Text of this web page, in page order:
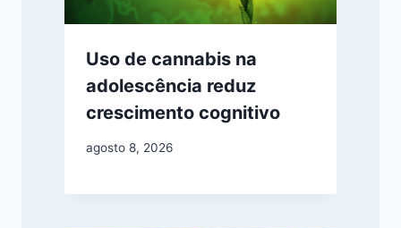
Uso de cannabis na
adolescência reduz
crescimento cognitivo
agosto 8, 2026